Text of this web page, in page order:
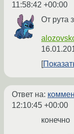
11:58:42 +00:00
От рута
Ответ на:
12:10:45 +00:00
конечно